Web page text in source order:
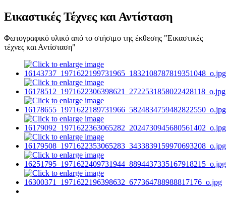
Εικαστικές Τέχνες και Αντίσταση
Φωτογραφικό υλικό από το στήσιμο της έκθεσης "Εικαστικές
τέχνες και Αντίσταση"